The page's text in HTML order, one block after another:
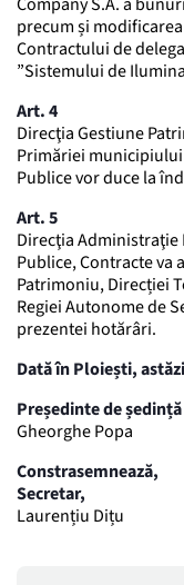
precum și
Contractului de
”Sistemului de
Art. 4
Direcţia Gestiune
Primăriei municipiului
Publice vor duce la
Art. 5
Direcţia
Publice, Contracte va
Patrimoniu, Direcției
Regiei Autonome de
prezentei hotărâri.
Dată în Ploiești,
Președinte de ședință
Gheorghe Popa
Constrasemnează,
Secretar,
Laurențiu Dițu